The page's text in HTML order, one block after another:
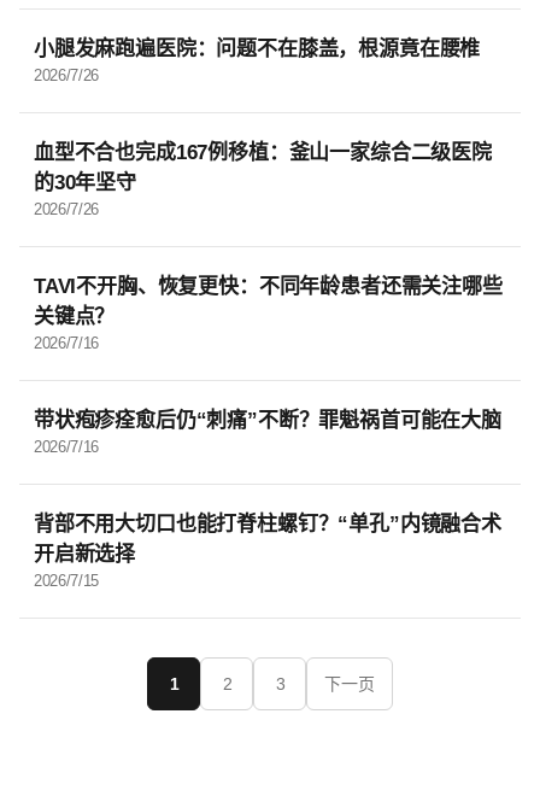
小腿发麻跑遍医院：问题不在膝盖，根源竟在腰椎
2026/7/26
血型不合也完成167例移植：釜山一家综合二级医院
的30年坚守
2026/7/26
TAVI不开胸、恢复更快：不同年龄患者还需关注哪些
关键点？
2026/7/16
带状疱疹痊愈后仍“刺痛”不断？罪魁祸首可能在大脑
2026/7/16
背部不用大切口也能打脊柱螺钉？“单孔”内镜融合术
开启新选择
2026/7/15
1 2 3 下一页